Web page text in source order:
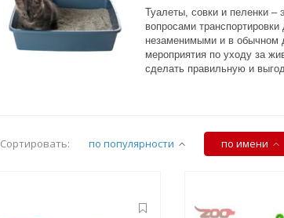
Туалеты, совки и пеленки –
вопросами
незаменимыми и в обычном
мероприятия по уходу за
сделать правильную и
Сортировать: по популярности по имени